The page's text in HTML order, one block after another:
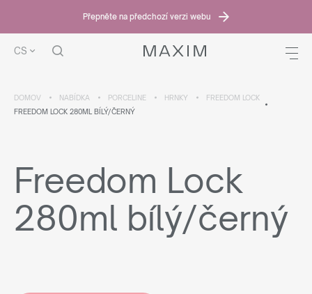
Přepněte na předchozí verzi webu
CS
DOMOV NABÍDKA PORCELINE HRNKY
FREEDOM LOCK
FREEDOM LOCK 280ML BÍLÝ/ČERNÝ
Freedom Lock
280ml bílý/černý